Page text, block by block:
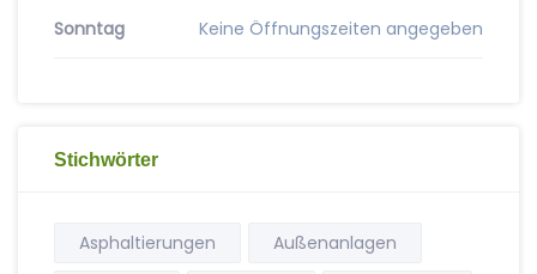
Sonntag Keine Öffnungszeiten angegeben
Stichwörter
Asphaltierungen Außenanlagen